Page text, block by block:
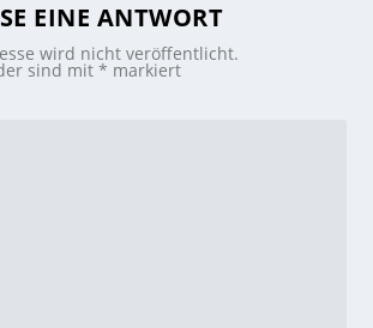
EINE ANTWORT
wird nicht veröffentlicht.
sind mit* markiert